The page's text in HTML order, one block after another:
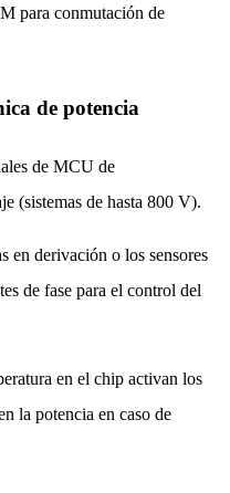
para conmutación de
de potencia
de MCU de
(sistemas de hasta 800 V).
en derivación o los sensores
de fase para el control del
en el chip activan los
la potencia en caso de